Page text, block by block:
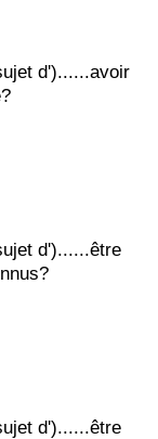
d')......avoir
d')......être
d')......être